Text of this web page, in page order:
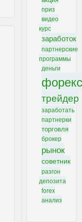
приз
видео
курс
заработок
партнерские
программы
деньги
трейдер
заработать
партнерки
торговля
брокер
рынок
советник
разгон
депозита
forex
анализ